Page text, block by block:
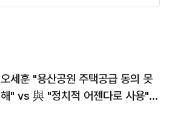
오세훈 "용산공원 주택공급 동의 못
해" vs 與 "정치적 어젠다로 사용"